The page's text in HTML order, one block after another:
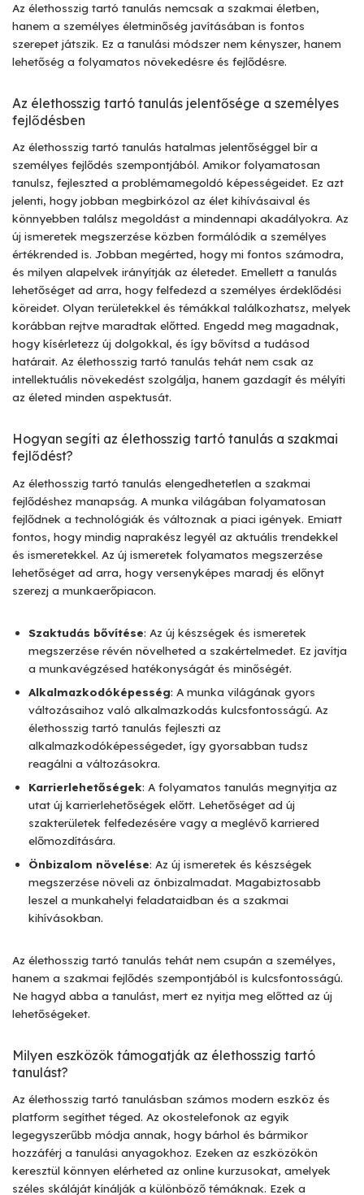
Az élethosszig tartó tanulás nemcsak a szakmai életben,
hanem a személyes életminőség javításában is fontos
szerepet játszik. Ez a tanulási módszer nem kényszer, hanem
lehetőség a folyamatos növekedésre és fejlődésre.
Az élethosszig tartó tanulás jelentősége a személyes
fejlődésben
Az élethosszig tartó tanulás hatalmas jelentőséggel bír a
személyes fejlődés szempontjából. Amikor folyamatosan
tanulsz, fejleszted a problémamegoldó képességeidet. Ez azt
jelenti, hogy jobban megbirkózol az élet kihívásaival és
könnyebben találsz megoldást a mindennapi akadályokra. Az
új ismeretek megszerzése közben formálódik a személyes
értékrended is. Jobban megérted, hogy mi fontos számodra,
és milyen alapelvek irányítják az életedet. Emellett a tanulás
lehetőséget ad arra, hogy felfedezd a személyes érdeklődési
köreidet. Olyan területekkel és témákkal találkozhatsz, melyek
korábban rejtve maradtak előtted. Engedd meg magadnak,
hogy kísérletezz új dolgokkal, és így bővítsd a tudásod
határait. Az élethosszig tartó tanulás tehát nem csak az
intellektuális növekedést szolgálja, hanem gazdagít és mélyíti
az életed minden aspektusát.
Hogyan segíti az élethosszig tartó tanulás a szakmai
fejlődést?
Az élethosszig tartó tanulás elengedhetetlen a szakmai
fejlődéshez manapság. A munka világában folyamatosan
fejlődnek a technológiák és változnak a piaci igények. Emiatt
fontos, hogy mindig naprakész legyél az aktuális trendekkel
és ismeretekkel. Az új ismeretek folyamatos megszerzése
lehetőséget ad arra, hogy versenyképes maradj és előnyt
szerezj a munkaerőpiacon.
Szaktudás bővítése: Az új készségek és ismeretek
megszerzése révén növelheted a szakértelmedet. Ez javítja
a munkavégzésed hatékonyságát és minőségét.
Alkalmazkodóképesség: A munka világának gyors
változásaihoz való alkalmazkodás kulcsfontosságú. Az
élethosszig tartó tanulás fejleszti az
alkalmazkodóképességedet, így gyorsabban tudsz
reagálni a változásokra.
Karrierlehetőségek: A folyamatos tanulás megnyitja az
utat új karrierlehetőségek előtt. Lehetőséget ad új
szakterületek felfedezésére vagy a meglévő karriered
előmozdítására.
Önbizalom növelése: Az új ismeretek és készségek
megszerzése növeli az önbizalmadat. Magabiztosabb
leszel a munkahelyi feladataidban és a szakmai
kihívásokban.
Az élethosszig tartó tanulás tehát nem csupán a személyes,
hanem a szakmai fejlődés szempontjából is kulcsfontosságú.
Ne hagyd abba a tanulást, mert ez nyitja meg előtted az új
lehetőségeket.
Milyen eszközök támogatják az élethosszig tartó
tanulást?
Az élethosszig tartó tanulásban számos modern eszköz és
platform segíthet téged. Az okostelefonok az egyik
legegyszerűbb módja annak, hogy bárhol és bármikor
hozzáférj a tanulási anyagokhoz. Ezeken az eszközökön
keresztül könnyen elérheted az online kurzusokat, amelyek
széles skáláját kínálják a különböző témáknak. Ezek a